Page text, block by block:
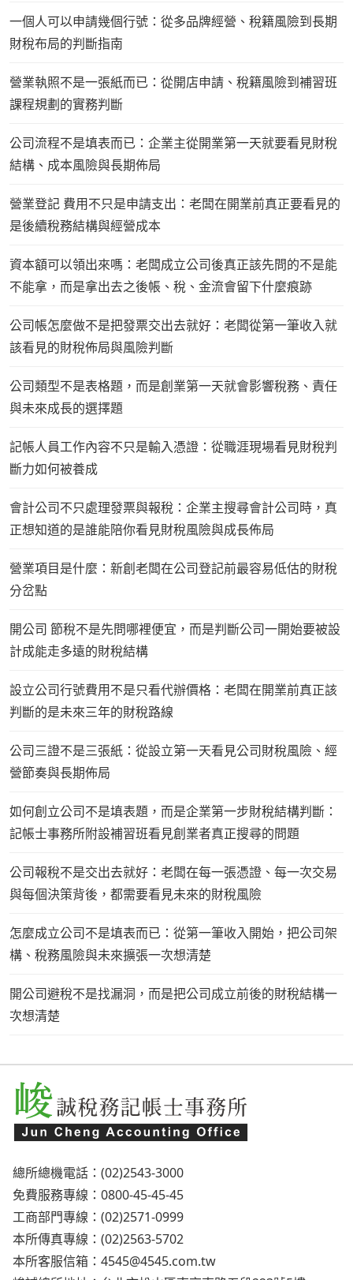
一個人可以申請幾個行號：從多品牌經營、稅籍風險到長期
財稅布局的判斷指南
營業執照不是一張紙而已：從開店申請、稅籍風險到補習班
課程規劃的實務判斷
公司流程不是填表而已：企業主從開業第一天就要看見財稅
結構、成本風險與長期佈局
營業登記 費用不只是申請支出：老闆在開業前真正要看見的
是後續稅務結構與經營成本
資本額可以領出來嗎：老闆成立公司後真正該先問的不是能
不能拿，而是拿出去之後帳、稅、金流會留下什麼痕跡
公司帳怎麼做不是把發票交出去就好：老闆從第一筆收入就
該看見的財稅佈局與風險判斷
公司類型不是表格題，而是創業第一天就會影響稅務、責任
與未來成長的選擇題
記帳人員工作內容不只是輸入憑證：從職涯現場看見財稅判
斷力如何被養成
會計公司不只處理發票與報稅：企業主搜尋會計公司時，真
正想知道的是誰能陪你看見財稅風險與成長佈局
營業項目是什麼：新創老闆在公司登記前最容易低估的財稅
分岔點
開公司 節稅不是先問哪裡便宜，而是判斷公司一開始要被設
計成能走多遠的財稅結構
設立公司行號費用不是只看代辦價格：老闆在開業前真正該
判斷的是未來三年的財稅路線
公司三證不是三張紙：從設立第一天看見公司財稅風險、經
營節奏與長期佈局
如何創立公司不是填表題，而是企業第一步財稅結構判斷：
記帳士事務所附設補習班看見創業者真正搜尋的問題
公司報稅不是交出去就好：老闆在每一張憑證、每一次交易
與每個決策背後，都需要看見未來的財稅風險
怎麼成立公司不是填表而已：從第一筆收入開始，把公司架
構、稅務風險與未來擴張一次想清楚
開公司避稅不是找漏洞，而是把公司成立前後的財稅結構一
次想清楚
總所總機電話：(02)2543-3000
免費服務專線：0800-45-45-45
工商部門專線：(02)2571-0999
本所傳真專線：(02)2563-5702
本所客服信箱： 4545@4545.com.tw